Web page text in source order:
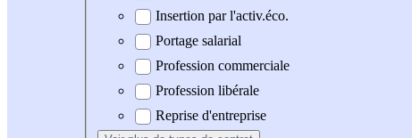
Insertion par l'activ.éco.
Portage salarial
Profession commerciale
Profession libérale
Reprise d'entreprise